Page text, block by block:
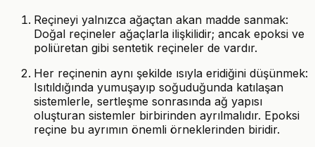
Reçineyi yalnızca ağaçtan akan madde sanmak:
Doğal reçineler ağaçlarla ilişkilidir; ancak epoksi ve
poliüretan gibi sentetik reçineler de vardır.
Her reçinenin aynı şekilde ısıyla eridiğini düşünmek:
Isıtıldığında yumuşayıp soğuduğunda katılaşan
sistemlerle, sertleşme sonrasında ağ yapısı
oluşturan sistemler birbirinden ayrılmalıdır. Epoksi
reçine bu ayrımın önemli örneklerinden biridir.